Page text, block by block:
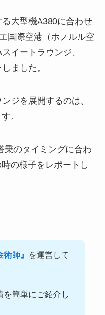
大型機A380に合わせ
国際空港（ホノルル空
イートラウンジ、
ました。
ジを展開するのは、
。
乗のタイミングに合わ
の様子をレポートし
術師』 を運営して
を簡単にご紹介し